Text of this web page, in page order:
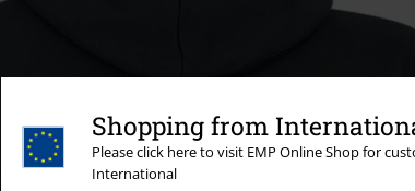
Shopping from
Please click here to visit EMP Online Shop for
International